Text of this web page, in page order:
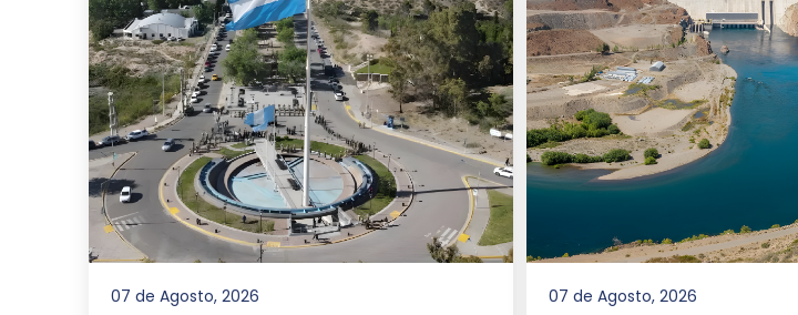
07 de Agosto, 2026 07 de Agosto, 2026